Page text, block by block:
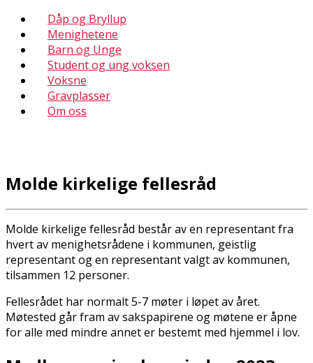
Dåp og Bryllup
Menighetene
Barn og Unge
Student og ung voksen
Voksne
Gravplasser
Om oss
Molde kirkelige fellesråd
Molde kirkelige fellesråd består av en representant fra
hvert av menighetsrådene i kommunen, geistlig
representant og en representant valgt av kommunen,
tilsammen 12 personer.
Fellesrådet har normalt 5-7 møter i løpet av året.
Møtested går fram av sakspapirene og møtene er åpne
for alle med mindre annet er bestemt med hjemmel i lov.